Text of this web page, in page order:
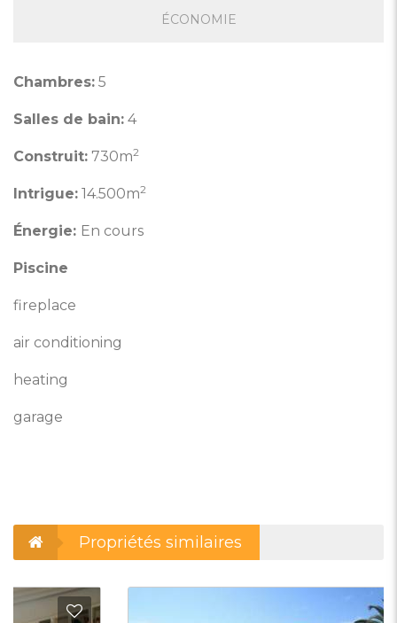
ÉCONOMIE
Chambres: 5
Salles de bain: 4
Construit: 730m2
Intrigue: 14.500m2
Énergie: En cours
Piscine
fireplace
air conditioning
heating
garage
Propriétés similaires
aux Favoris